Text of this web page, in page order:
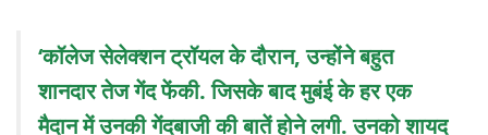
‘कॉलेज सेलेक्शन ट्रॉयल के दौरान, उन्होंने बहुत
शानदार तेज गेंद फेंकी. जिसके बाद मुबंई के हर एक
मैदान में उनकी गेंदबाजी की बातें होने लगी. उनको शायद